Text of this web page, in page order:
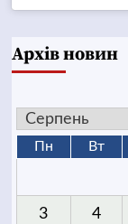
Архів новин
Пн Вт
3 4